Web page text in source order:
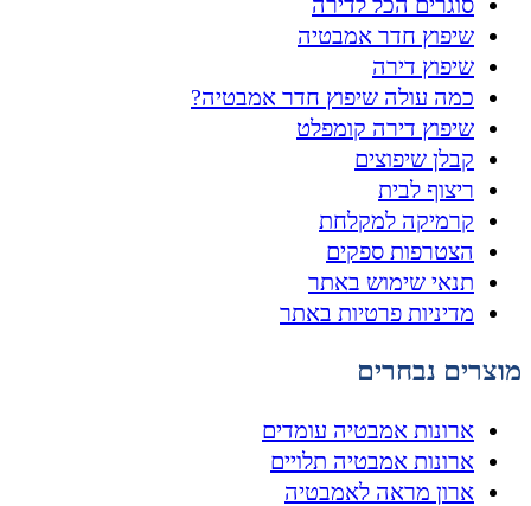
שיפוץ חדר אמבטיה
שיפוץ דירה
כמה עולה שיפוץ חדר אמבטיה?
שיפוץ דירה קומפלט
קבלן שיפוצים
ריצוף לבית
קרמיקה למקלחת
הצטרפות ספקים
תנאי שימוש באתר
מדיניות פרטיות באתר
מוצרים נבחרים
ארונות אמבטיה עומדים
ארונות אמבטיה תלויים
ארון מראה לאמבטיה